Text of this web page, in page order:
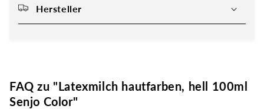
Hersteller
FAQ zu "Latexmilch hautfarben, hell 100ml
Senjo Color"